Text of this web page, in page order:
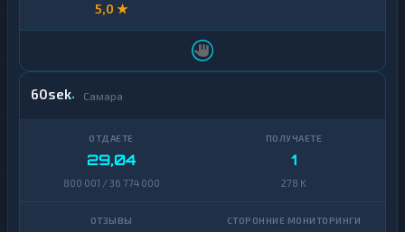
5,0 ★
60sek Самара
29,04
800 001 / 36 774 000
1
278 K